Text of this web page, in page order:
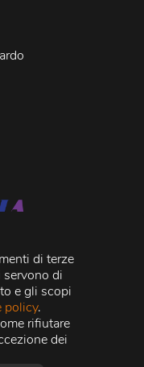
di terze
di
e gli scopi
policy.
rifiutare
dei
20066 Melzo (MI)
n. 1427910
338392 -
| Capitale Sociale
© Tutti i diritti